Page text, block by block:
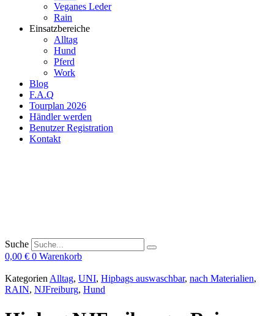
Veganes Leder
Rain
Einsatzbereiche
Alltag
Hund
Pferd
Work
Blog
F.A.Q
Tourplan 2026
Händler werden
Benutzer Registration
Kontakt
Suche
0,00 € 0 Warenkorb
Kategorien Alltag, UNI, Hipbags auswaschbar, nach Materialien,
RAIN, NJFreiburg, Hund